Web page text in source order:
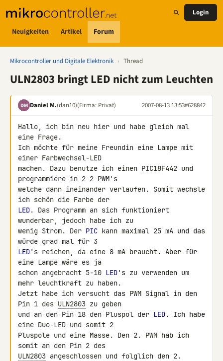
Neuigkeiten Artikel Forum
Login
Mikrocontroller und Digitale Elektronik › Thread
ULN2803 bringt LED nicht zum Leuchten
DM Daniel M.(dan10)(Firma: Privat) 2007-08-13 13:53#628842
Hallo, ich bin neu hier und habe gleich mal
eine Frage.
Ich möchte für meine Freundin eine Lampe mit
einer Farbwechsel-LED
machen. Dazu benutze ich einen PIC18F442 und
programmiere in 2 2 PWM's
welche dann ineinander verlaufen. Somit wechsle
LED. Das Programm an sich funktioniert
wunderbar, jedoch habe ich zu
wenig Strom. Der PIC kann maximal 25 mA und das
LED's reichen, da eine 8 mA braucht. Aber für
eine Lampe wäre es ja
schon angebracht 5-10 LED's zu verwenden um
mehr leuchtkraft zu haben.
Jetzt habe ich versucht das PWM Signal in den
Pin 1 des ULN2803 zu geben
und an den Pin 18 den Pluspol der LED. Ich habe
eine Duo-LED und somit 2
Pluspole und eine Masse. Den 2. PWM hab ich
ULN2803 angeschlossen und folglich den 2.